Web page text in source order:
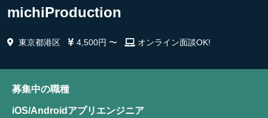
michiProduction
東京都港区 4,500円 〜 オンライン面談OK!
募集中の職種
iOS/Androidアプリエンジニア